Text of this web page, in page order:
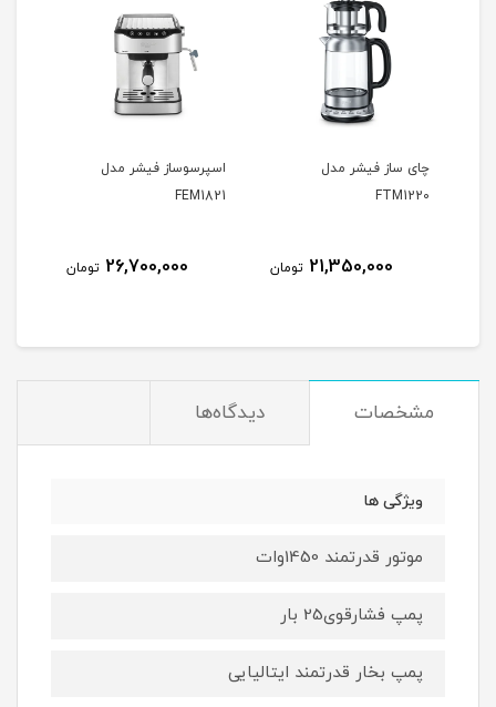
چاى ساز فیشر مدل
FTM1220
21,350,000 تومان
اسپرسوساز فیشر مدل
FEM1821
26,700,000 تومان
مشخصات دیدگاه‌ها
ویژگی ها
موتور قدرتمند 1450وات
پمپ فشارقوى25 بار
پمپ بخار قدرتمند ايتاليايى